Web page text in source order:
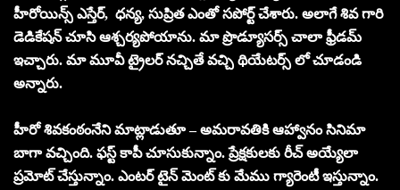
హీరోయిన్స్ ఎస్తేర్, ధన్య, సుప్రిత ఎంతో సపోర్ట్ చేశారు. అలాగే శివ గారి
డెడికేషన్ చూసి ఆశ్చర్యపోయాను. మా ప్రొడ్యూసర్స్ చాలా ఫ్రీడమ్
ఇచ్చారు. మా మూవీ ట్రైలర్ నచ్చితే వచ్చి థియేటర్స్ లో చూడండి
అన్నారు.
హీరో శివకంఠంనేని మాట్లాడుతూ – అమరావతికి ఆహ్వానం సినిమా
బాగా వచ్చింది. ఫస్ట్ కాపీ చూసుకున్నాం. ప్రేక్షకులకు రీచ్ అయ్యేలా
ప్రమోట్ చేస్తున్నాం. ఎంటర్ టైన్ మెంట్ కు మేము గ్యారెంటీ ఇస్తున్నాం.